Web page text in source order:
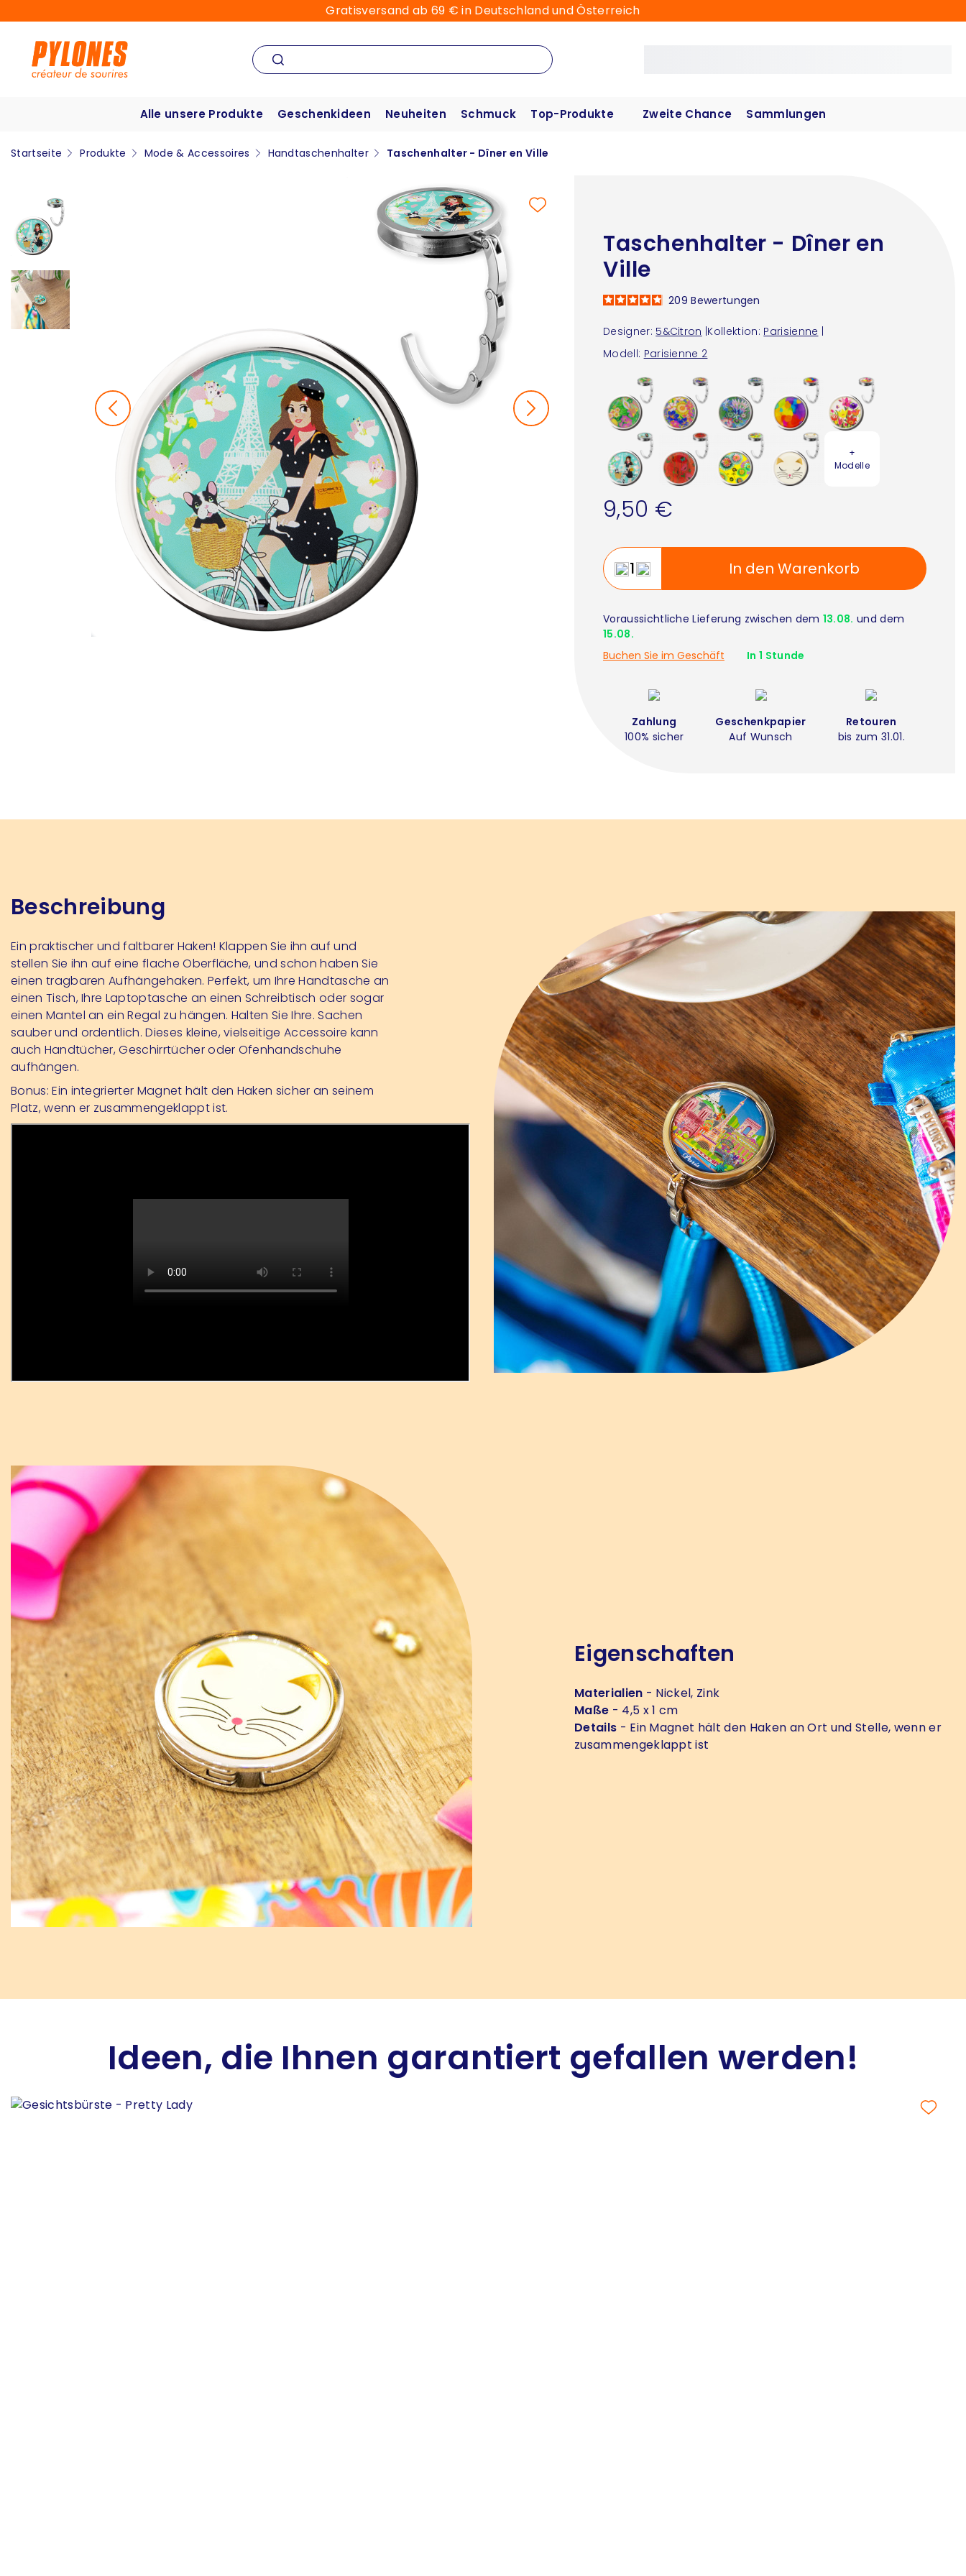
Gratisversand ab 69 € in Deutschland und Österreich
Alle unsere Produkte Geschenkideen Neuheiten Schmuck Top-Produkte Zweite Chance Sammlungen
Startseite Produkte Mode & Accessoires Handtaschenhalter Taschenhalter - Dîner en Ville
Taschenhalter - Dîner en
Ville
Designer: 5&Citron Kollektion: Parisienne
Modell: Parisienne 2
209Bewertungen
+
Modelle
9,50 €
In den Warenkorb
Voraussichtliche Lieferung zwischen dem 13.08. und dem
15.08.
Buchen Sie im Geschäft
In 1 Stunde
Zahlung
100% sicher
Geschenkpapier
Auf Wunsch
Retouren
bis zum 31.01.
Beschreibung
Ein praktischer und faltbarer Haken! Klappen Sie ihn auf und
stellen Sie ihn auf eine flache Oberfläche, und schon haben Sie
einen tragbaren Aufhängehaken. Perfekt, um Ihre Handtasche an
einen Tisch, Ihre Laptoptasche an einen Schreibtisch oder sogar
einen Mantel an ein Regal zu hängen. Halten Sie Ihre. Sachen
sauber und ordentlich. Dieses kleine, vielseitige Accessoire kann
auch Handtücher, Geschirrtücher oder Ofenhandschuhe
aufhängen.
Bonus: Ein integrierter Magnet hält den Haken sicher an seinem
Platz, wenn er zusammengeklappt ist.
Eigenschaften
Materialien - Nickel, Zink
Maße - 4,5 x 1 cm
Details - Ein Magnet hält den Haken an Ort und Stelle, wenn er
zusammengeklappt ist
Ideen, die Ihnen garantiert gefallen werden!